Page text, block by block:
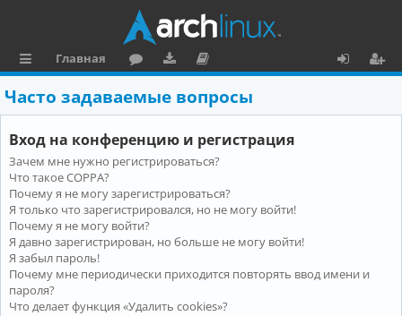
ы
л
к
и
Главная
ру
м
ру
зк
и
ку
м
е
н
та
ц
и
я
о
и
Часто задаваемые вопросы
Вход на конференцию и регистрация
Зачем мне нужно регистрироваться?
Что такое COPPA?
Почему я не могу зарегистрироваться?
Я только что зарегистрировался, но не могу войти!
Почему я не могу войти?
Я давно зарегистрирован, но больше не могу войти!
Я забыл пароль!
Почему мне периодически приходится повторять ввод имени и
пароля?
Что делает функция «Удалить cookies»?